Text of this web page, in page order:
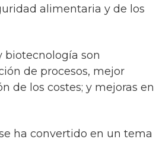
alimentaria y de los
biotecnología son
de procesos, mejor
de los costes; y mejoras en
ha convertido en un tema